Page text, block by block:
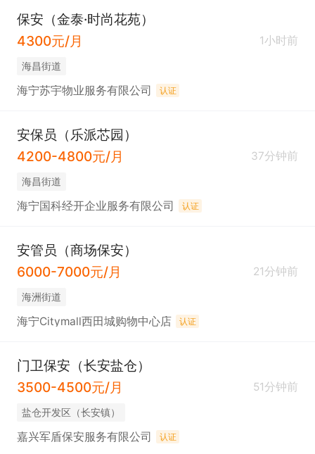
保安（金泰·时尚花苑）
4300元/月
1小时前
海昌街道
海宁苏宇物业服务有限公司 认证
安保员（乐派芯园）
4200-4800元/月
37分钟前
海昌街道
海宁国科经开企业服务有限公司 认证
安管员（商场保安）
6000-7000元/月
21分钟前
海洲街道
海宁Citymall西田城购物中心店 认证
门卫保安（长安盐仓）
3500-4500元/月
51分钟前
盐仓开发区（长安镇）
嘉兴军盾保安服务有限公司 认证